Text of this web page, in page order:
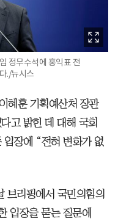
정무수석에 홍익표 전
./뉴시스
혜훈 기획예산처 장관
고 밝힌 데 대해 국회
입장에 “전혀 변화가 없
브리핑에서 국민의힘의
입장을 묻는 질문에